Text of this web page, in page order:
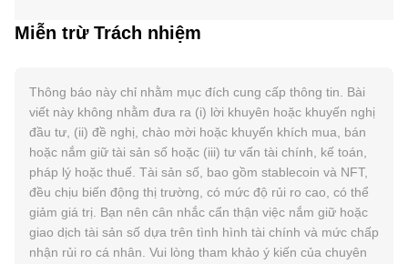
Miễn trừ Trách nhiệm
Thông báo này chỉ nhằm mục đích cung cấp thông tin. Bài
viết này không nhằm đưa ra (i) lời khuyên hoặc khuyến nghị
đầu tư, (ii) đề nghị, chào mời hoặc khuyến khích mua, bán
hoặc nắm giữ tài sản số hoặc (iii) tư vấn tài chính, kế toán,
pháp lý hoặc thuế. Tài sản số, bao gồm stablecoin và NFT,
đều chịu biến động thị trường, có mức độ rủi ro cao, có thể
giảm giá trị. Bạn nên cân nhắc cẩn thận việc nắm giữ hoặc
giao dịch tài sản số dựa trên tình hình tài chính và mức chấp
nhận rủi ro cá nhân. Vui lòng tham khảo ý kiến của chuyên